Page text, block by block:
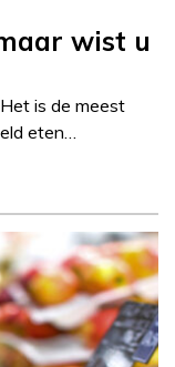
wist u
is de meest
eten…